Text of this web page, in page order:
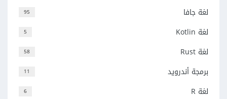
95 لغة جافا
5 لغة Kotlin
58 لغة Rust
11 برمجة أندرويد
6 لغة R